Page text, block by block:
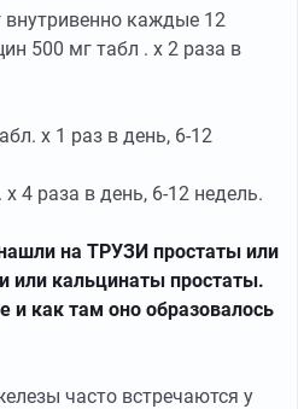
каждые 12
500 мг табл . х 2 раза в
х 1 раз в день, 6-12
4 раза в день, 6-12 недель.
на ТРУЗИ простаты или
или кальцинаты простаты.
и как там оно образовалось
часто встречаются у